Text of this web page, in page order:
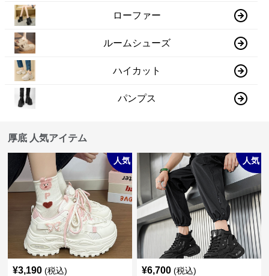
ローファー
ルームシューズ
ハイカット
パンプス
厚底 人気アイテム
人気
¥3,190 (税込)
人気
¥6,700 (税込)